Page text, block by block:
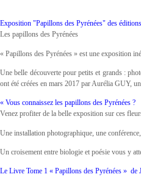
Exposition "Papillons des Pyrénées" des
Les papillons des Pyrénées
« Papillons des Pyrénées » est une exposition
Une belle découverte pour petits et grands :
ont été créées en mars 2017 par Aurélia GUY,
« Vous connaissez les papillons des Pyrénées ?
Venez profiter de la belle exposition sur ces
Une installation photographique, une
Un croisement entre biologie et poésie vous y
Le Livre Tome 1 « Papillons des Pyrénées »